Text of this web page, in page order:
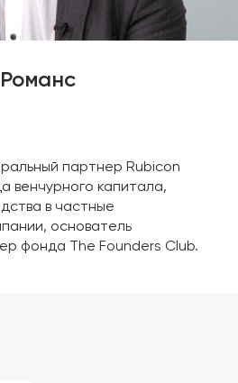
партнер Rubicon
венчурного капитала,
в частные
основатель
фонда The Founders Club.